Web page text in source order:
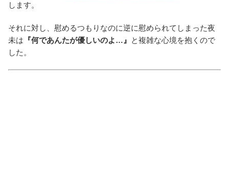
します。
それに対し、慰めるつもりなのに逆に慰められてしまった夜
未は 『何であんたが優しいのよ…』 と複雑な心境を抱くので
した。